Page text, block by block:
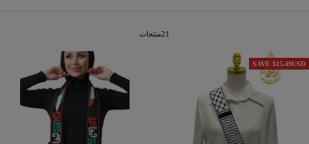
21منتجات
SAVE $15.49USD